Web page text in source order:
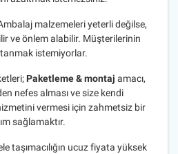
malzemeleri yeterli değilse,
ve önlem alabilir. Müşterilerinin
istemiyorlar.
Paketleme & montaj amacı,
nefes alması ve size kendi
vermesi için zahmetsiz bir
sağlamaktır.
taşımacılığın ucuz fiyata yüksek